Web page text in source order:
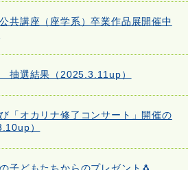
共講座（座学系）卒業作品展開催中
抽選結果（2025.3.11up）
「オカリナ修了コンサート」開催の
）